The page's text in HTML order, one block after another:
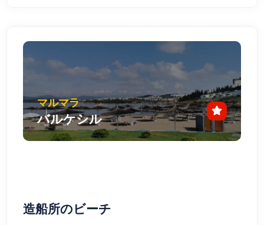
マルマラ
バルケシル
造船所のビーチ